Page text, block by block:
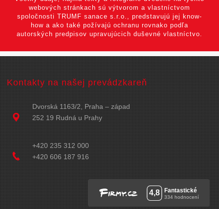
webových stránkach sú výtvorom a vlastníctvom
spoločnosti TRUMF sanace s.r.o., predstavujú jej know-
how a ako také požívajú ochranu rovnako podľa
autorských predpisov upravujúcich duševné vlastníctvo.
Kontakty na našej prevádzkareň
Dvorská 1163/2, Praha – západ
252 19 Rudná u Prahy
+420 235 312 000
+420 606 187 916